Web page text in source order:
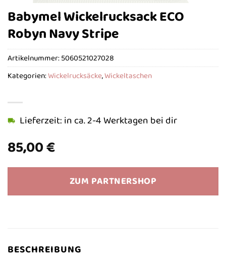
Babymel Wickelrucksack ECO
Robyn Navy Stripe
85,00€
Lieferzeit: in ca. 2-4 Werktagen bei dir
ZUM PARTNERSHOP
Artikelnummer:5060521027028
Kategorien:Wickelrucksäcke,Wickeltaschen
BESCHREIBUNG